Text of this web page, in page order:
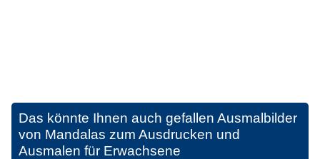
Das könnte Ihnen auch gefallen Ausmalbilder
von Mandalas zum Ausdrucken und
Ausmalen für Erwachsene